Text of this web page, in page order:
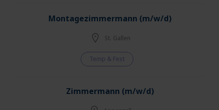
Montagezimmermann (m/w/d)
St. Gallen
Temp & Fest
Zimmermann (m/w/d)